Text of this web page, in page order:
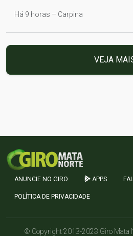
Há 9 horas – Carpina
VEJA
ANUNCIE NO GIRO APPS
POLÍTICA DE PRIVACIDADE
© Copyright 2013-2023 Giro Mata